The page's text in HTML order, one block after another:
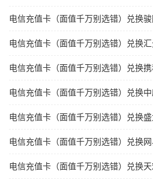
电信充值卡（面值千万别选错）兑换
电信充值卡（面值千万别选错）兑换
电信充值卡（面值千万别选错）兑换
电信充值卡（面值千万别选错）兑换
电信充值卡（面值千万别选错）兑换
电信充值卡（面值千万别选错）兑换
电信充值卡（面值千万别选错）兑换天